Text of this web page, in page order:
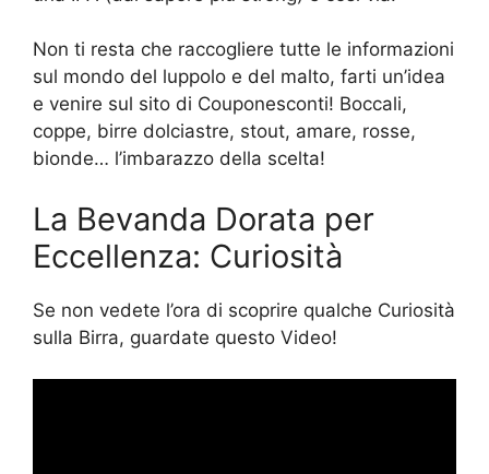
Non ti resta che raccogliere tutte le informazioni
sul mondo del luppolo e del malto, farti un’idea
e venire sul sito di Couponesconti! Boccali,
coppe, birre dolciastre, stout, amare, rosse,
bionde… l’imbarazzo della scelta!
La Bevanda Dorata per
Eccellenza: Curiosità
Se non vedete l’ora di scoprire qualche Curiosità
sulla Birra, guardate questo Video!